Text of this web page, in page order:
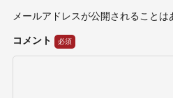
メールアドレスが公開されることは
コメント